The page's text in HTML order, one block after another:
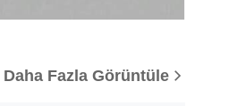
Daha Fazla Görüntüle